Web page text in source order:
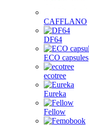
CAFFLANO
DF64
ECO capsules
ecotree
Eureka
Fellow